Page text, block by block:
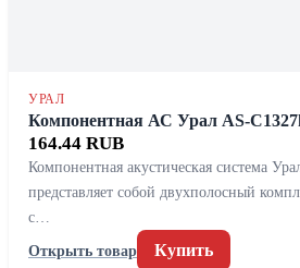
УРАЛ
Компонентная АС Урал AS-
164.44 RUB
Компонентная акустическая система
представляет собой двухполосный
с…
Открыть товар
Купить